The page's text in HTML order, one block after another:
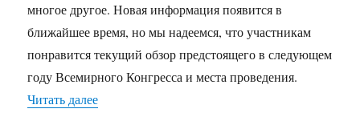
многое другое. Новая информация появится в
ближайшее время, но мы надеемся, что участникам
понравится текущий обзор предстоящего в следующем
году Всемирного Конгресса и места проведения.
Читать далее«ЗАРАБОТАЛ ВЕБ-САЙТ ВСЕМИРНОГО